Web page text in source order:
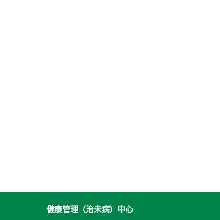
健康管理（治未病）中心